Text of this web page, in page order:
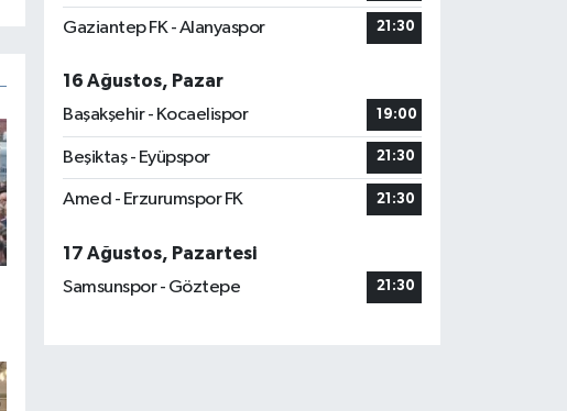
Gaziantep FK - Alanyaspor 21:30
16 Ağustos, Pazar
Başakşehir - Kocaelispor
19:00
Beşiktaş - Eyüpspor 21:30
Amed - Erzurumspor FK 21:30
17 Ağustos, Pazartesi
Samsunspor - Göztepe
21:30